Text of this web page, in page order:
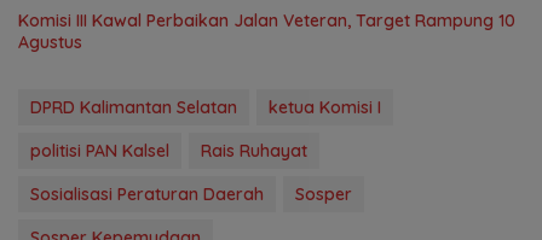
Komisi III Kawal Perbaikan Jalan Veteran, Target Rampung 10
Agustus
DPRD Kalimantan Selatan
ketua Komisi I
politisi PAN Kalsel
Rais Ruhayat
Sosialisasi Peraturan Daerah
Sosper